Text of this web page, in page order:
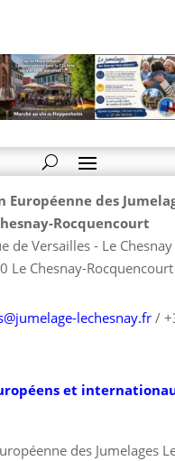
Européenne des
Rocquencourt
de Versailles - Le Chesnay
Le Chesnay-Rocquencourt
lechesnay.fr/
et
des Jumelages